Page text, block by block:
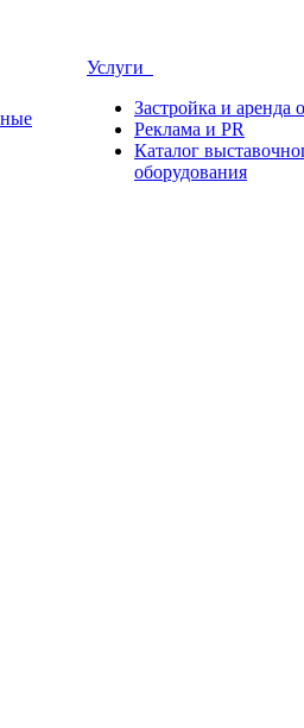
Услуги
Застройка и аренда
Реклама и PR
Каталог
оборудования